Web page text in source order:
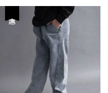
price
price